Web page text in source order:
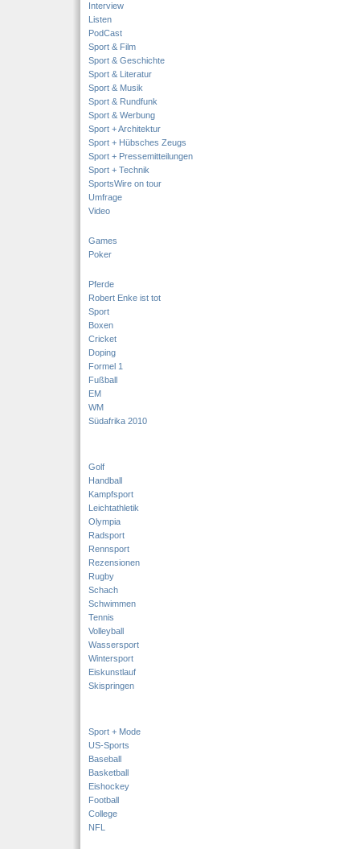
Interview
Listen
PodCast
Sport & Film
Sport & Geschichte
Sport & Literatur
Sport & Musik
Sport & Rundfunk
Sport & Werbung
Sport + Architektur
Sport + Hübsches Zeugs
Sport + Pressemitteilungen
Sport + Technik
SportsWire on tour
Umfrage
Video
Games
Poker
Pferde
Robert Enke ist tot
Sport
Boxen
Cricket
Doping
Formel 1
Fußball
EM
WM
Südafrika 2010
Golf
Handball
Kampfsport
Leichtathletik
Olympia
Radsport
Rennsport
Rezensionen
Rugby
Schach
Schwimmen
Tennis
Volleyball
Wassersport
Wintersport
Eiskunstlauf
Skispringen
Sport + Mode
US-Sports
Baseball
Basketball
Eishockey
Football
College
NFL